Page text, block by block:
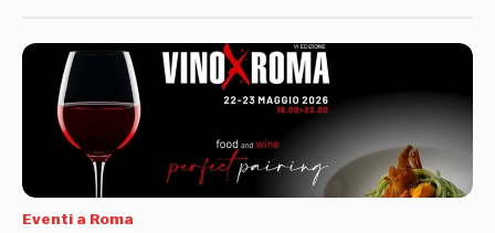
Eventi a Roma